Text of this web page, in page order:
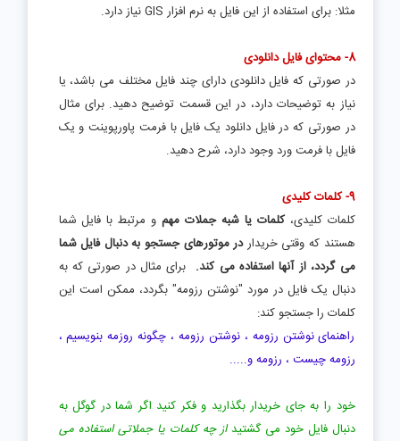
مثلا: برای استفاده از این فایل به نرم افزار GIS نیاز دارد.
8- محتوای فایل دانلودی
در صورتی که فایل دانلودی دارای چند فایل مختلف می باشد، یا
نیاز به توضیحات دارد، در این قسمت توضیح دهید. برای مثال
در صورتی که در فایل دانلود یک فایل با فرمت پاورپوینت و یک
فایل با فرمت ورد وجود دارد، شرح دهید.
9- کلمات کلیدی
کلمات کلیدی،کلمات یا شبه جملات مهم و مرتبط با فایل شما
هستند که وقتی خریداردر موتورهای جستجو به دنبال فایل شما
می گردد، از آنها استفاده می کند. برای مثال در صورتی که به
دنبال یک فایل در مورد "نوشتن رزومه" بگردد، ممکن است این
کلمات را جستجو کند:
راهنمای نوشتن رزومه ، نوشتن رزومه ، چگونه روزمه بنویسیم ،
رزومه چیست ، رزومه و.....
خود را به جای خریدار بگذارید و فکر کنید اگر شما در گوگل به
دنبال فایل خود می گشتیداز چه کلمات یا جملاتی استفاده می